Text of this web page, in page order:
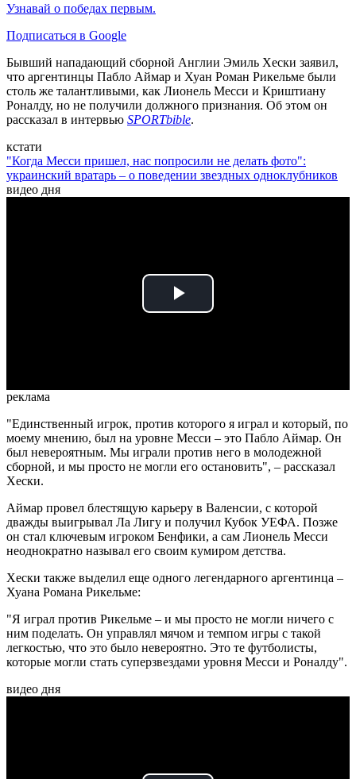
Узнавай о победах первым.
Подписаться в Google
Бывший нападающий сборной Англии Эмиль Хески заявил,
что аргентинцы Пабло Аймар и Хуан Роман Рикельме были
столь же талантливыми, как Лионель Месси и Криштиану
Роналду, но не получили должного признания. Об этом он
рассказал в интервью SPORTbible.
кстати
"Когда Месси пришел, нас попросили не делать фото":
украинский вратарь – о поведении звездных одноклубников
видео дня
Play
реклама
"Единственный игрок, против которого я играл и который, по
моему мнению, был на уровне Месси – это Пабло Аймар. Он
был невероятным. Мы играли против него в молодежной
сборной, и мы просто не могли его остановить", – рассказал
Хески.
Аймар провел блестящую карьеру в Валенсии, с которой
дважды выигрывал Ла Лигу и получил Кубок УЕФА. Позже
он стал ключевым игроком Бенфики, а сам Лионель Месси
неоднократно называл его своим кумиром детства.
Хески также выделил еще одного легендарного аргентинца –
Хуана Романа Рикельме:
"Я играл против Рикельме – и мы просто не могли ничего с
ним поделать. Он управлял мячом и темпом игры с такой
легкостью, что это было невероятно. Это те футболисты,
которые могли стать суперзвездами уровня Месси и Роналду".
видео дня